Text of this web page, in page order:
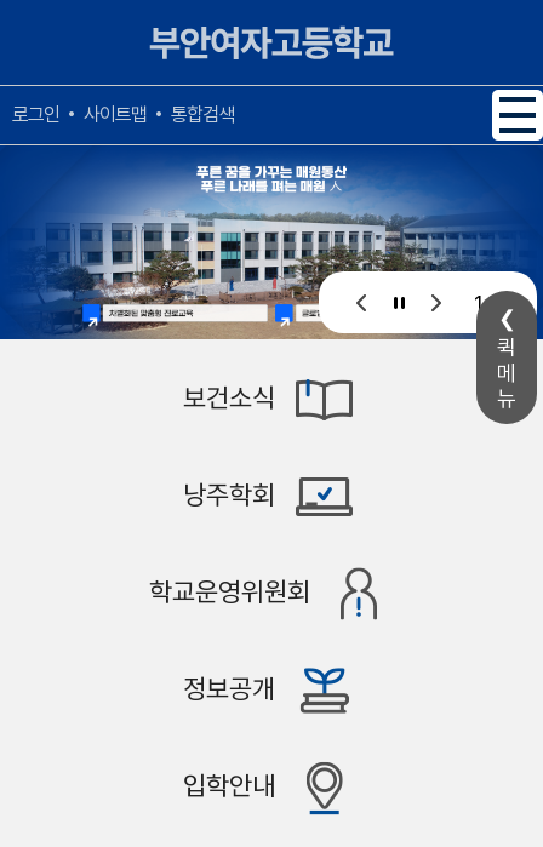
퀵
메
뉴
로그인 사이트맵 통합검색
1 / 1
보건소식
낭주학회
학교운영위원회
정보공개
입학안내